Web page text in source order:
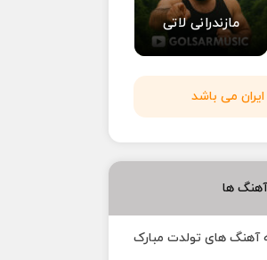
مازندرانی لاتی
می باشد
ها
آهنگ های تولدت مبارک